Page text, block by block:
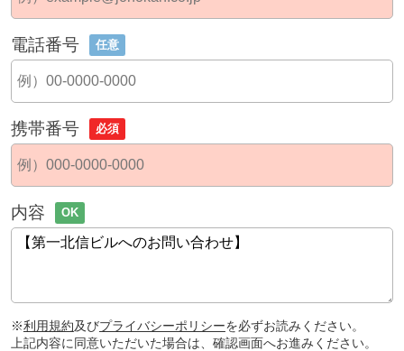
電話番号 任意
携帯番号 必須
内容 OK
※利用規約及びプライバシーポリシーを必ずお読みください。
上記内容に同意いただいた場合は、確認画面へお進みください。